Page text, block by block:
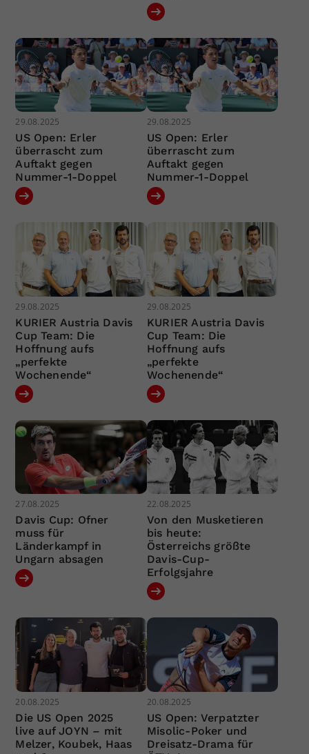
29.08.2025
US Open: Erler
überrascht zum
Auftakt gegen
Nummer-1-Doppel
29.08.2025
US Open: Erler
überrascht zum
Auftakt gegen
Nummer-1-Doppel
29.08.2025
KURIER Austria Davis
Cup Team: Die
Hoffnung aufs
„perfekte
Wochenende“
29.08.2025
KURIER Austria Davis
Cup Team: Die
Hoffnung aufs
„perfekte
Wochenende“
27.08.2025
Davis Cup: Ofner
muss für
Länderkampf in
Ungarn absagen
22.08.2025
Von den Musketieren
bis heute:
Österreichs größte
Davis-Cup-
Erfolgsjahre
20.08.2025
Die US Open 2025
live auf JOYN – mit
Melzer, Koubek, Haas
20.08.2025
US Open: Verpatzter
Misolic-Poker und
Dreisatz-Drama für